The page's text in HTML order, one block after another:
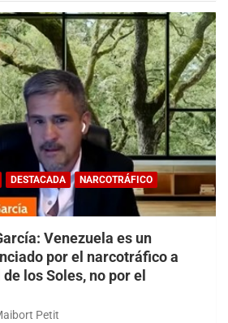
DESTACADA
NARCOTRÁFICO
Venezuela es un
por el narcotráfico a
los Soles, no por el
Petit